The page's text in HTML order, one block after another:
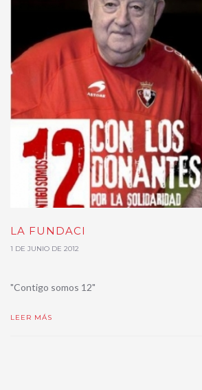
LA FUNDACI
1 DE JUNIO DE 2012
"Contigo somos 12"
LEER MÁS